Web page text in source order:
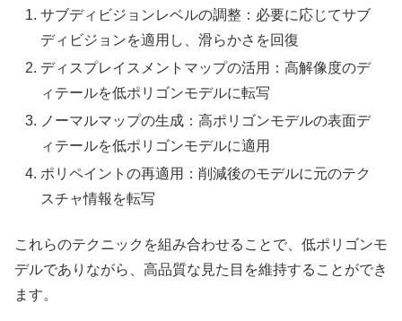
サブディビジョンレベルの調整：必要に応じてサブ
ディビジョンを適用し、滑らかさを回復
ディスプレイスメントマップの活用：高解像度のデ
ィテールを低ポリゴンモデルに転写
ノーマルマップの生成：高ポリゴンモデルの表面デ
ィテールを低ポリゴンモデルに適用
ポリペイントの再適用：削減後のモデルに元のテク
スチャ情報を転写
これらのテクニックを組み合わせることで、低ポリゴンモ
デルでありながら、高品質な見た目を維持することができ
ます。